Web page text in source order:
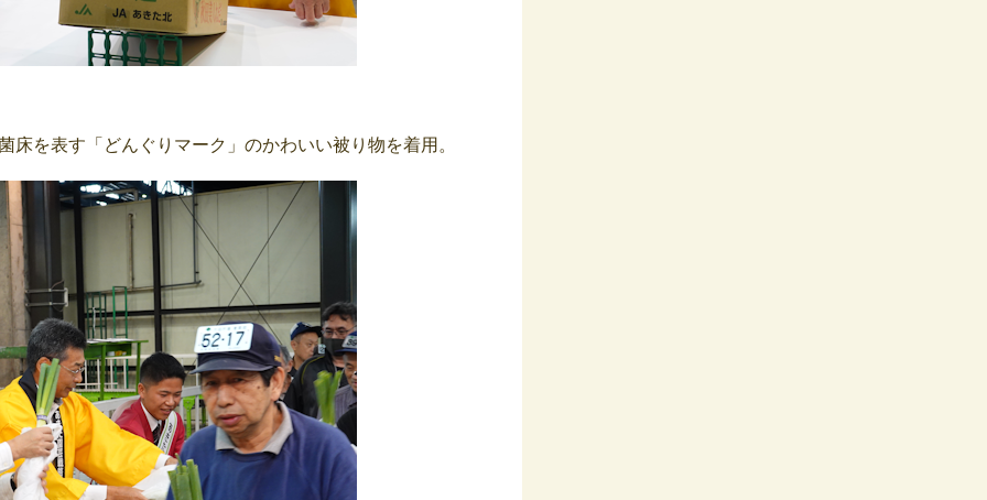
を表す「どんぐりマーク」のかわいい被り物を着用。